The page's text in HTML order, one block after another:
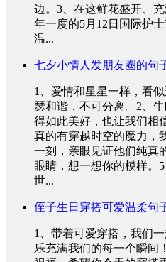
边。3、在这鲜花盛开、
年一度的5月12日国际护
温...
七夕小情人发朋友圈的句
1、爱情和星星一样，看
瑟和谐，不可分离。2、
得如此美好，也让我们相
真的有穿越时空的魔力，
一刻，亲眼见证他们纯真
眼睛，想一想你的模样。
世...
侄子生日穿搭可爱温柔句
1、带着可爱穿搭，我们
乐充满我们的每一个瞬间